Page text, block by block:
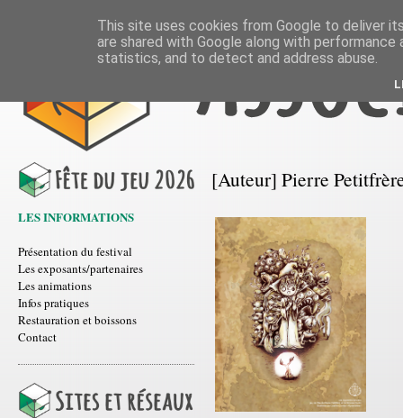
LES INFORMATIONS
Présentation du festival
Les exposants/partenaires
Les animations
Infos pratiques
Restauration et boissons
Contact
[Auteur] Pierre
This site uses cookies from Google to deliver
are shared with Google along with
statistics, and to detect and address abuse.